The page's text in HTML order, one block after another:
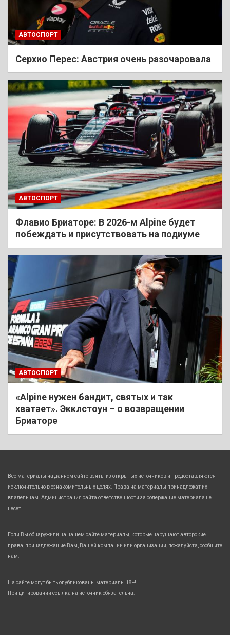
АВТОСПОРТ
Cерхио Перес: Австрия очень разочаровала
АВТОСПОРТ
Флавио Бриаторе: В 2026-м Alpine будет
побеждать и присутствовать на подиуме
АВТОСПОРТ
«Alpine нужен бандит, святых и так
хватает». Экклстоун – о возвращении
Бриаторе
Все материалы на данном сайте взяты из открытых источников и предоставляются
исключительно в ознакомительных целях. Права на материалы принадлежат их
владельцам. Администрация сайта ответственности за содержание материала не
несет.
Если Вы обнаружили на нашем сайте материалы, которые нарушают авторские
права, принадлежащие Вам, Вашей компании или организации, пожалуйста, сообщите
нам.
На сайте могут быть опубликованы материалы 18+!
При цитировании ссылка на источник обязательна.